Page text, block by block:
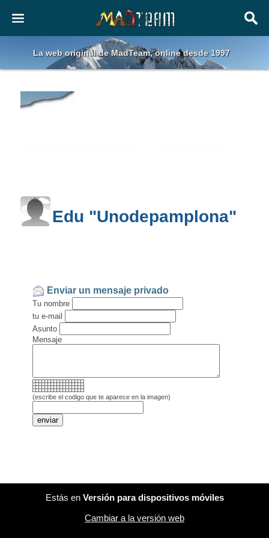
La web original de MadTeam, online desde 1997
Edu "Unodepamplona"
Enviar un mensaje privado
Tu nombre
tu e-mail
Asunto
Mensaje
(escribe el codigo que te aparece en la imagen)
Estás en Versión para dispositivos móviles
Cambiar a la versión web